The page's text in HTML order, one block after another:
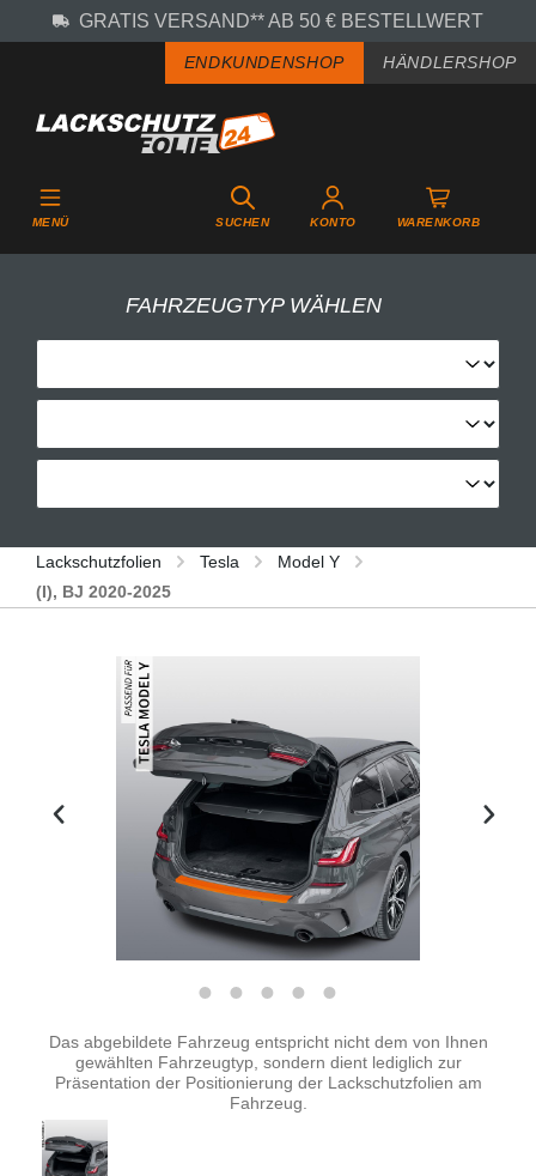
Zum Hauptinhalt springen
GRATIS VERSAND** AB 50 € BESTELLWERT
ENDKUNDENSHOP HÄNDLERSHOP
MENÜ SUCHEN KONTO WARENKORB
FAHRZEUGTYP WÄHLEN
Lackschutzfolien Tesla
Model Y
(I), BJ 2020-2025
Bildergalerie überspringen
Das abgebildete Fahrzeug entspricht nicht dem von Ihnen
gewählten Fahrzeugtyp, sondern dient lediglich zur
Präsentation der Positionierung der Lackschutzfolien am
Fahrzeug.